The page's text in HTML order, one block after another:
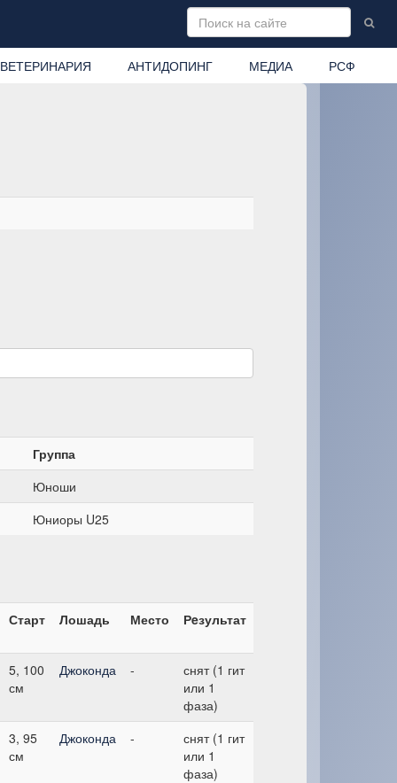
ВЕТЕРИНАРИЯ АНТИДОПИНГ МЕДИА РСФ
Группа
Юноши
Юниоры U25
Старт Лошадь Место Рeзультат
5, 100
см
Джоконда -
снят (1 гит
или 1
фаза)
3, 95
см
Джоконда -
снят (1 гит
или 1
фаза)